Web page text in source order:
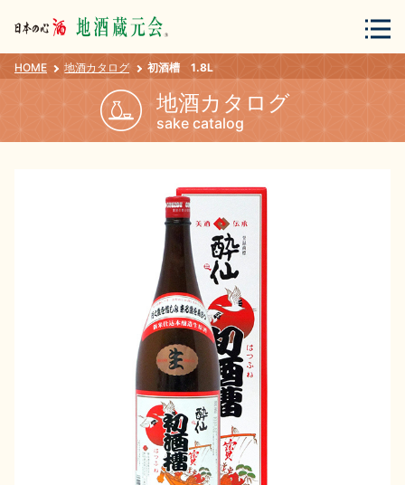
会員登録 ログイン
地酒カタログ
地酒解体新書
HOME 地酒カタログ 初酒槽 1.8L
地酒カタログ
sake catalog